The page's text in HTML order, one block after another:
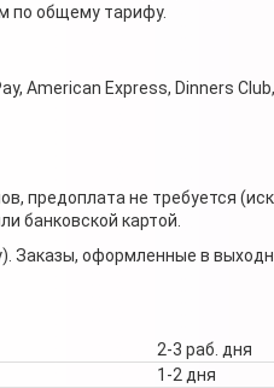
по общему тарифу.
American Express, Dinners
предоплата не требуется
банковской картой.
Заказы, оформленные в
2-3 раб. дня
1-2 дня